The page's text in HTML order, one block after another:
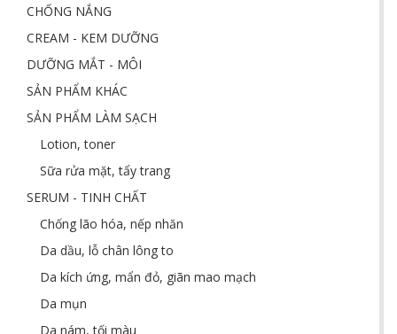
CHỐNG NẮNG
CREAM - KEM DƯỠNG
DƯỠNG MẮT - MÔI
SẢN PHẨM KHÁC
SẢN PHẨM LÀM SẠCH
Lotion, toner
Sữa rửa mặt, tẩy trang
SERUM - TINH CHẤT
Chống lão hóa, nếp nhăn
Da dầu, lỗ chân lông to
Da kích ứng, mẩn đỏ, giãn mao mạch
Da mụn
Da nám, tối màu